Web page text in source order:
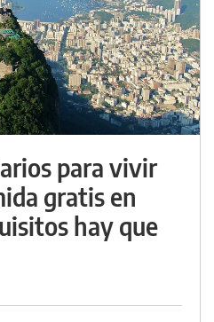
para vivir
gratis en
hay que